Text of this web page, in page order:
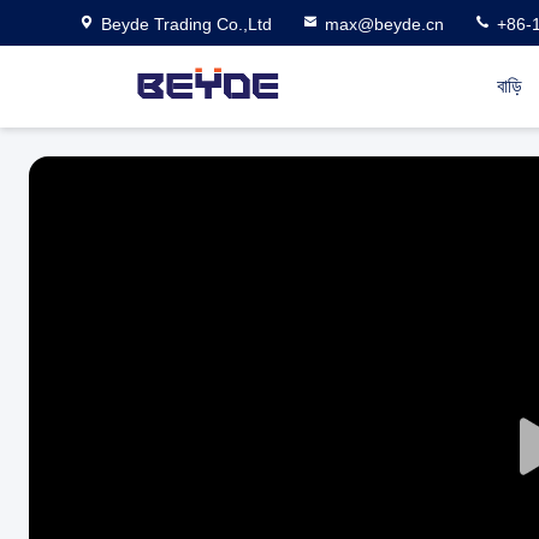
Beyde Trading Co.,Ltd max@beyde.cn +86-
বাড়ি